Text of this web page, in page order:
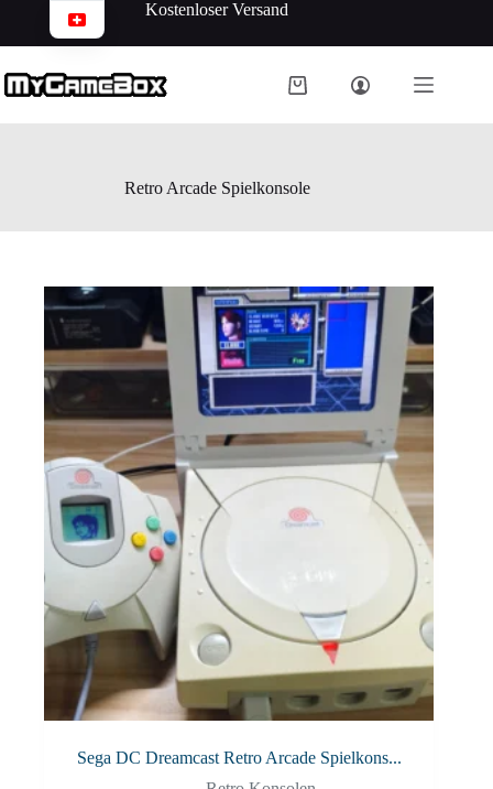
Kostenloser Versand
Retro Arcade Spielkonsole
Sega DC Dreamcast Retro Arcade Spielkons...